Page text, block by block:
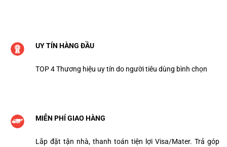
UY TÍN HÀNG ĐẦU
TOP 4 Thương hiệu uy tín do người tiêu dùng bình chọn
MIỄN PHÍ GIAO HÀNG
Lắp đặt tận nhà, thanh toán tiện lợi Visa/Mater. Trả góp